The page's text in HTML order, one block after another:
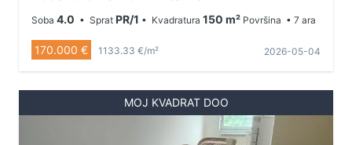
placa....legalizovana...Cena
Soba 4.0 • Sprat PR/1 • Kvadratura 150 m² Površina • 7 ara
170.000 € 1133.33 €/m² 2026-05-04
MOJ KVADRAT DOO